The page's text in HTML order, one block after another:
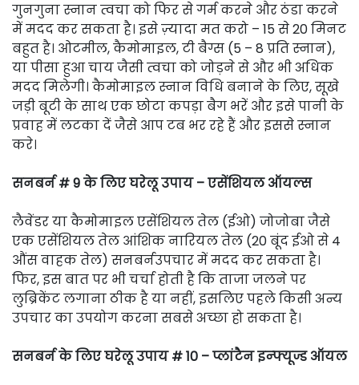
गुनगुना स्नान त्वचा को फिर से गर्म करने और ठंडा करने
में मदद कर सकता है। इसे ज़्यादा मत करो – 15 से 20 मिनट
बहुत है। ओटमील, कैमोमाइल, टी बैग्स (5 – 8 प्रति स्नान),
या पीसा हुआ चाय जैसी त्वचा को जोड़ने से और भी अधिक
मदद मिलेगी। कैमोमाइल स्नान विधि बनाने के लिए, सूखे
जड़ी बूटी के साथ एक छोटा कपड़ा बैग भरें और इसे पानी के
प्रवाह में लटका दें जैसे आप टब भर रहे हैं और इससे स्नान
करे।
सनबर्न # 9 के लिए घरेलू उपाय – एसेंशियल ऑयल्स
लैवेंडर या कैमोमाइल एसेंशियल तेल (ईओ) जोजोबा जैसे
एक एसेंशियल तेल आंशिक नारियल तेल (20 बूंद ईओ से 4
औंस वाहक तेल) सनबर्नउपचार में मदद कर सकता है।
फिर, इस बात पर भी चर्चा होती है कि ताजा जलने पर
लुब्रिकेंट लगाना ठीक है या नहीं, इसलिए पहले किसी अन्य
उपचार का उपयोग करना सबसे अच्छा हो सकता है।
सनबर्न के लिए घरेलू उपाय # 10 – प्लांटैन इन्फ्यूज्ड ऑयल